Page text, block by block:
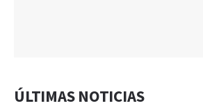
ÚLTIMAS NOTICIAS